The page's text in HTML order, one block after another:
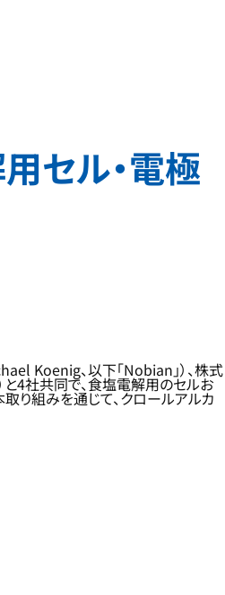
セル・電極
Koenig、以下「Nobian」）、株式
と4社共同で、食塩電解用のセルお
り組みを通じて、クロールアルカ